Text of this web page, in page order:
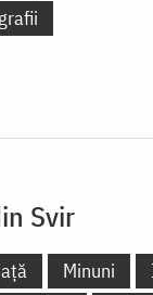
Svir
Minuni